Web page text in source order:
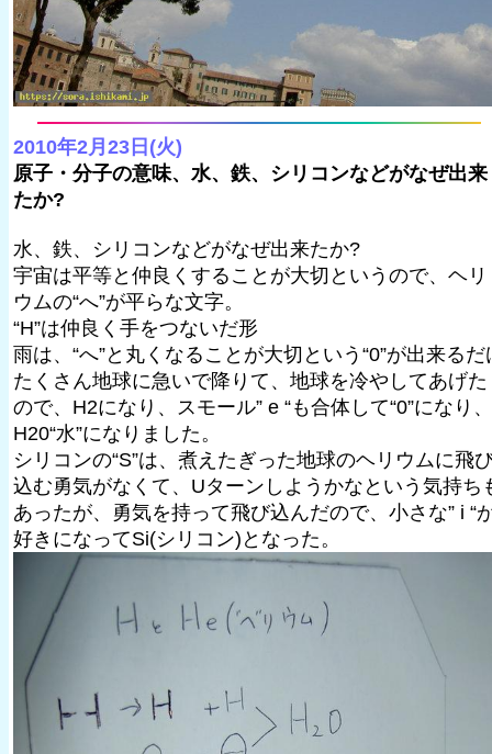
2010年2月23日(火)
原子・分子の意味、水、鉄、シリコンなどがなぜ出来
たか?
水、鉄、シリコンなどがなぜ出来たか?
宇宙は平等と仲良くすることが大切というので、ヘリ
ウムの“へ”が平らな文字。
“H”は仲良く手をつないだ形
雨は、“へ”と丸くなることが大切という“0”が出来るだ
たくさん地球に急いで降りて、地球を冷やしてあげた
ので、H2になり、スモール” e “も合体して“0”になり、
H20“水”になりました。
シリコンの“S”は、煮えたぎった地球のヘリウムに飛
込む勇気がなくて、Uターンしようかなという気持ち
あったが、勇気を持って飛び込んだので、小さな” i “
好きになってSi(シリコン)となった。